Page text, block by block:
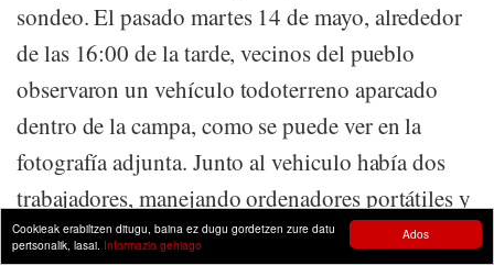
Ados
Cookieak erabiltzen ditugu, baina ez dugu gordetzen zure datu
pertsonalik, lasai. Informazio gehiago
sondeo. El pasado martes 14 de mayo, alrededor
de las 16:00 de la tarde, vecinos del pueblo
observaron un vehículo todoterreno aparcado
dentro de la campa, como se puede ver en la
fotografía adjunta. Junto al vehiculo había dos
trabajadores, manejando ordenadores portátiles y
varios documentos. Un vecino se acercó...